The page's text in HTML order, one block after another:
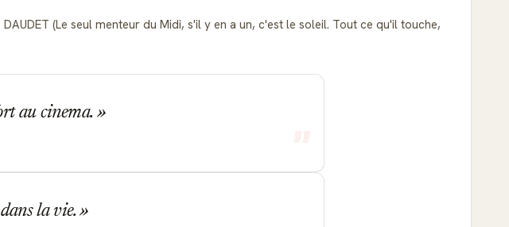
(Le seul menteur du Midi, s'il y en a un, c'est le soleil. Tout ce qu'il touche,
au cinema.
la vie.